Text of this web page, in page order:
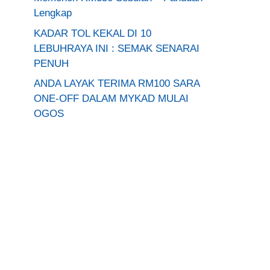
Lengkap
KADAR TOL KEKAL DI 10
LEBUHRAYA INI : SEMAK SENARAI
PENUH
ANDA LAYAK TERIMA RM100 SARA
ONE-OFF DALAM MYKAD MULAI
OGOS